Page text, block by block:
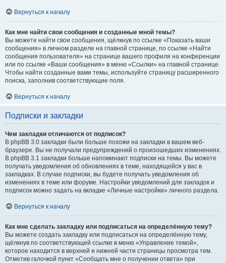
Вернуться к началу
Как мне найти свои сообщения и созданные мной темы?
Вы можете найти свои сообщения, щёлкнув по ссылке «Показать ваши
сообщения» в личном разделе на главной странице, по ссылке «Найти
сообщения пользователя» на странице вашего профиля на конференции
или по ссылке «Ваши сообщения» в меню «Ссылки» на главной странице.
Чтобы найти созданные вами темы, используйте страницу расширенного
поиска, заполнив соответствующие поля.
Вернуться к началу
Подписки и закладки
Чем закладки отличаются от подписок?
В phpBB 3.0 закладки были больше похожи на закладки в вашем веб-
браузере. Вы не получали предупреждений о произошедших изменениях.
В phpBB 3.1 закладки больше напоминают подписки на темы. Вы можете
получать уведомления об обновлениях в теме, находящейся у вас в
закладках. В случае подписки, вы будете получать уведомления об
изменениях в теме или форуме. Настройки уведомлений для закладок и
подписок можно задать на вкладке «Личные настройки» личного раздела.
Вернуться к началу
Как мне сделать закладку или подписаться на определённую тему?
Вы можете создать закладку или подписаться на определённую тему,
щёлкнув по соответствующей ссылке в меню «Управление темой»,
которое находится в верхней и нижней части страницы просмотра тем.
Отметив галочкой пункт «Сообщать мне о получении ответа» при